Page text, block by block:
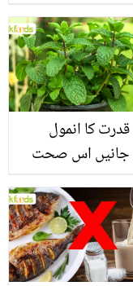
اینٹی آکسیڈنٹس
اس سبزی کے
کا انمول
جانیں اس صحت
فوائد